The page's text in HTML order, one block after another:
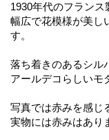
1930年代のフランス
幅広で花模様が美し
す。
落ち着きのあるシル
アールデコらしいモ
写真では赤みを感じ
実物には赤みはあり